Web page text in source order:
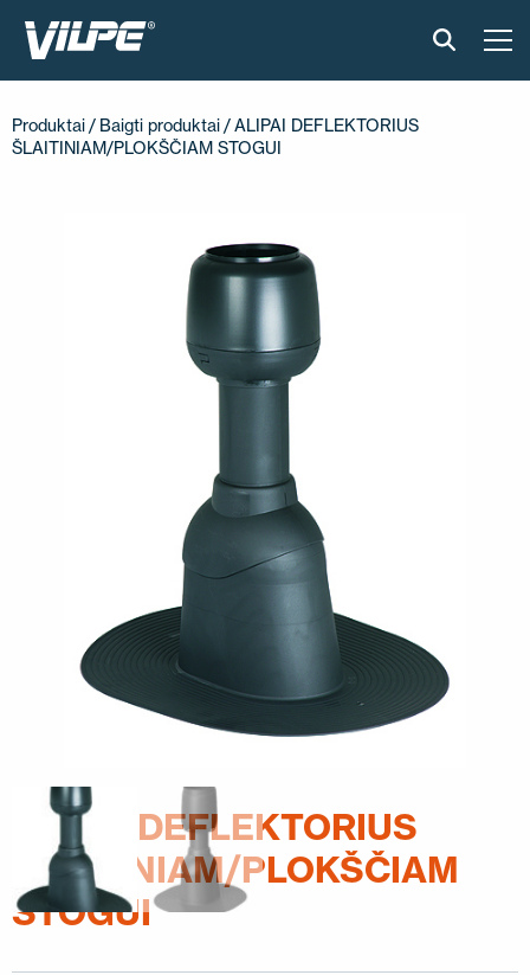
ĮGYVENDINTI PROJEKTAI
MONTAVIMAS IR BROŠIŪROS
SUSISIEKITE SU MUMIS
SV-FI LT
Produktai / Baigti produktai / ALIPAI DEFLEKTORIUS
ŠLAITINIAM/PLOKŠČIAM STOGUI
ALIPAI DEFLEKTORIUS
ŠLAITINIAM/PLOKŠČIAM
STOGUI